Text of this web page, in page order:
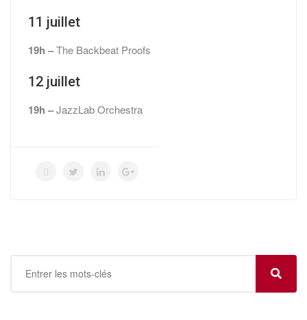
11 juillet
19h –The Backbeat Proofs
12 juillet
19h –JazzLab Orchestra